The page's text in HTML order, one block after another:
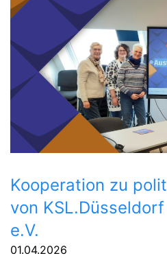
Kooperation zu
von KSL.Düsseldorf
e.V.
01.04.2026